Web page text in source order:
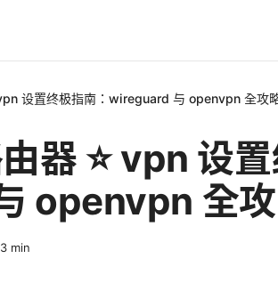
设置终极指南：wireguard 与 openvpn 全攻
器 ⭐ vpn 设置
openvpn 全
3 min